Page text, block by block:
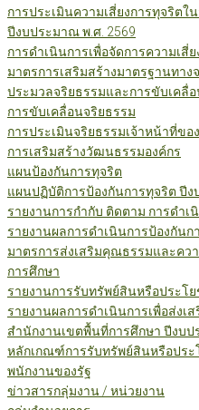
การประเมินความเสี่ยงการทุจริต
ปีงบประมาณ พ.ศ. 2569
การดำเนินการเพื่อจัดการความเ
มาตรการเสริมสร้างมาตรฐานทาง
ประมวลจริยธรรมและการขับเคลื่
การขับเคลื่อนจริยธรรม
การประเมินจริยธรรมเจ้าหน้าที่ขอ
การเสริมสร้างวัฒนธรรมองค์กร
แผนป้องกันการทุจริต
แผนปฏิบัติการป้องกันการทุจริต ปีง
รายงานการกำกับ ติดตาม การดำเ
รายงานผลการดำเนินการป้องกัน
มาตรการส่งเสริมคุณธรรมและคว
การศึกษา
รายงานการรับทรัพย์สินหรือประโ
รายงานผลการดำเนินการเพื่อส่ง
สำนักงานเขตพื้นที่การศึกษา ปีงบป
หลักเกณฑ์การรับทรัพย์สินหรือประ
พนักงานของรัฐ
ข่าวสารกลุ่มงาน / หน่วยงาน